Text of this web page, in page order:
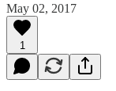
May 02, 2017
1